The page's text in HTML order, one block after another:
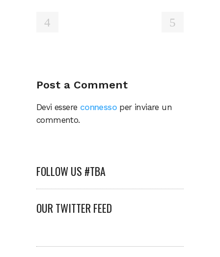
Post a Comment
Devi essere connesso per inviare un
commento.
FOLLOW US #TBA
OUR TWITTER FEED